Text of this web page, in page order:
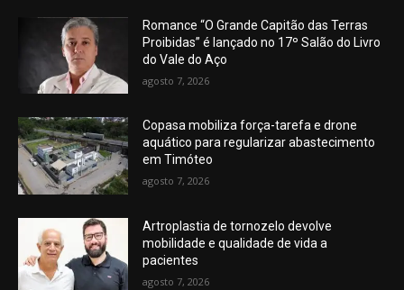
Romance “O Grande Capitão das Terras
Proibidas” é lançado no 17º Salão do Livro
do Vale do Aço
agosto 7, 2026
Copasa mobiliza força-tarefa e drone
aquático para regularizar abastecimento
em Timóteo
agosto 7, 2026
Artroplastia de tornozelo devolve
mobilidade e qualidade de vida a
pacientes
agosto 7, 2026